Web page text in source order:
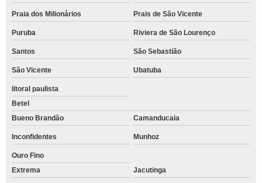
Praia dos Milionários Prais de São Vicente
Puruba Riviera de São Lourenço
Santos São Sebastião
São Vicente Ubatuba
litoral paulista
Betel
Bueno Brandão
Camanducaia
Inconfidentes Munhoz
Ouro Fino
Extrema
Jacutinga